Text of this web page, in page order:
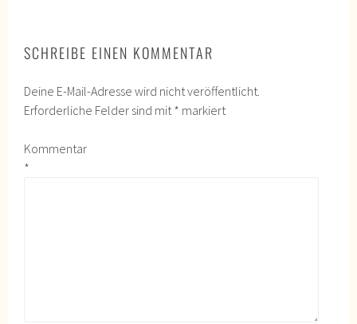
SCHREIBE EINEN KOMMENTAR
Deine E-Mail-Adresse wird nicht veröffentlicht.
Erforderliche Felder sind mit* markiert
Kommentar
*